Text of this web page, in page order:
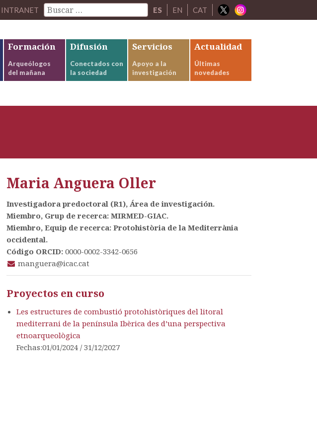
INTRANET ES EN CAT
Formación
Arqueólogos
del mañana
Difusión
Conectados con
la sociedad
Servicios
Apoyo a la
investigación
Actualidad
Últimas
novedades
Maria Anguera Oller
Investigadora predoctoral (R1), Área de investigación.
Miembro, Grup de recerca: MIRMED-GIAC.
Miembro, Equip de recerca: Protohistòria de la Mediterrània
occidental.
Código ORCID: 0000-0002-3342-0656
manguera@icac.cat
Proyectos en curso
Les estructures de combustió protohistòriques del litoral
mediterrani de la península Ibèrica des d’una perspectiva
etnoarqueològica
Fechas:01/01/2024 / 31/12/2027